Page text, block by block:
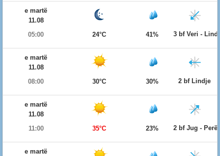
e martë
11.08
05:00
24°C 41% 3 bf Veri -
e martë
11.08
08:00
30°C 30% 2 bf Lindje
e martë
11.08
11:00
35°C 23% 2 bf Jug -
e martë